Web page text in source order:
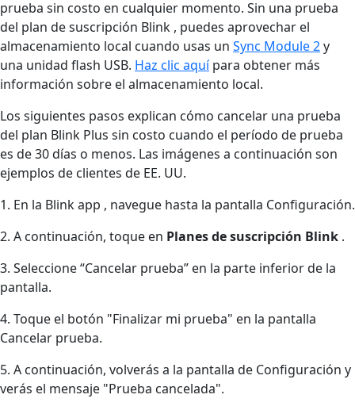
prueba sin costo en cualquier momento. Sin una prueba
del plan de suscripción Blink , puedes aprovechar el
almacenamiento local cuando usas un Sync Module 2y
una unidad flash USB. Haz clic aquípara obtener más
información sobre el almacenamiento local.
Los siguientes pasos explican cómo cancelar una prueba
del plan Blink Plus sin costo cuando el período de prueba
es de 30 días o menos. Las imágenes a continuación son
ejemplos de clientes de EE. UU.
1. En la Blink app , navegue hasta la pantalla Configuración.
2. A continuación, toque en Planes de suscripción Blink .
3. Seleccione “Cancelar prueba” en la parte inferior de la
pantalla.
4. Toque el botón "Finalizar mi prueba" en la pantalla
Cancelar prueba.
5. A continuación, volverás a la pantalla de Configuración y
verás el mensaje "Prueba cancelada".